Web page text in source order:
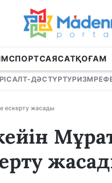
СПОРТСАЯСАТҚОҒАМ
САЛТ-ДӘСТҮРТУРИЗМ
ескерту жасады